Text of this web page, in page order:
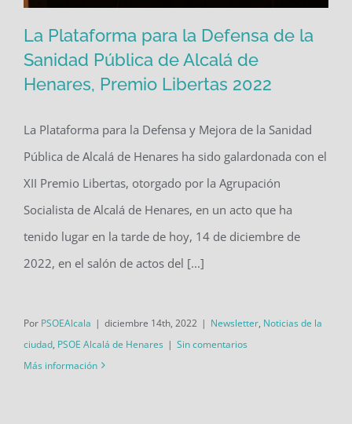
La Plataforma para la Defensa de la
Sanidad Pública de Alcalá de Henares,
Premio Libertas 2022
La Plataforma para la Defensa de la
Sanidad Pública de Alcalá de
Henares, Premio Libertas 2022
La Plataforma para la Defensa y Mejora de la Sanidad
Pública de Alcalá de Henares ha sido galardonada con el
XII Premio Libertas, otorgado por la Agrupación
Socialista de Alcalá de Henares, en un acto que ha
tenido lugar en la tarde de hoy, 14 de diciembre de
2022, en el salón de actos del [...]
Por PSOEAlcala | diciembre 14th, 2022 | Newsletter, Noticias de la
ciudad, PSOE Alcalá de Henares | Sin comentarios
Más información